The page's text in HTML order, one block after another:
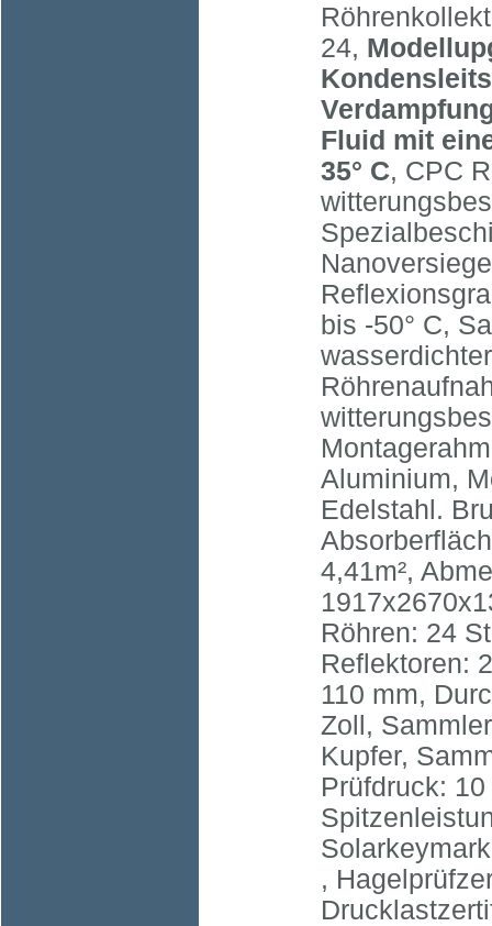
24,
Fluid mit
35° C, CPC
bis -50° C,
Aluminium,
Edelstahl.
4,41m²,
Röhren: 24
Reflektoren:
110 mm,
Zoll,
Kupfer,
Prüfdruck:
,